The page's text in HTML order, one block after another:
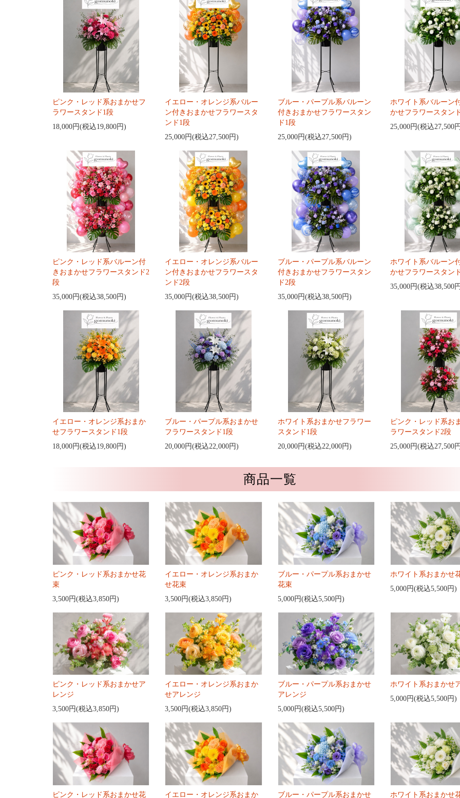
ピンク・レッド系おまかせフ
ラワースタンド1段
18,000円(税込19,800円)
イエロー・オレンジ系バルー
ン付きおまかせフラワースタ
ンド1段
25,000円(税込27,500円)
ブルー・パープル系バルーン
付きおまかせフラワースタン
ド1段
25,000円(税込27,500円)
ホワイト系バルーン
かせフラワースタン
25,000円(税込27,500
ピンク・レッド系バルーン付
きおまかせフラワースタンド2
段
35,000円(税込38,500円)
イエロー・オレンジ系バルー
ン付きおまかせフラワースタ
ンド2段
35,000円(税込38,500円)
ブルー・パープル系バルーン
付きおまかせフラワースタン
ド2段
35,000円(税込38,500円)
ホワイト系バルーン
かせフラワースタン
35,000円(税込38,500
イエロー・オレンジ系おまか
せフラワースタンド1段
18,000円(税込19,800円)
ブルー・パープル系おまかせ
フラワースタンド1段
20,000円(税込22,000円)
ホワイト系おまかせフラワー
スタンド1段
20,000円(税込22,000円)
ピンク・レッド系お
ラワースタンド2段
25,000円(税込27,500
商品一覧
ピンク・レッド系おまかせ花
束
3,500円(税込3,850円)
イエロー・オレンジ系おまか
せ花束
3,500円(税込3,850円)
ブルー・パープル系おまかせ
花束
5,000円(税込5,500円)
ホワイト系おまかせ
5,000円(税込5,500円)
ピンク・レッド系おまかせア
レンジ
3,500円(税込3,850円)
イエロー・オレンジ系おまか
せアレンジ
3,500円(税込3,850円)
ブルー・パープル系おまかせ
アレンジ
5,000円(税込5,500円)
ホワイト系おまかせ
5,000円(税込5,500円)
ピンク・レッド系おまかせ花 イエロー・オレンジ系おまか ブルー・パープル系おまかせ ホワイト系おまかせ